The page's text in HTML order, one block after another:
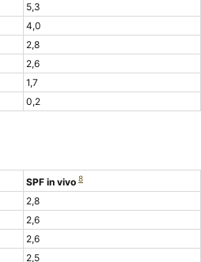
5,3
4,0
2,8
2,6
1,7
0,2
SPF in vivo 8
2,8
2,6
2,6
2,5